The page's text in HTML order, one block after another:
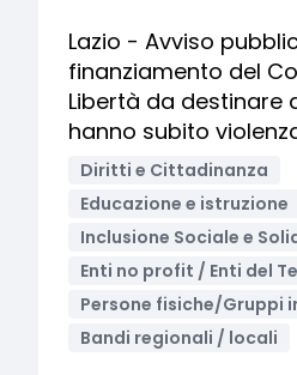
Lazio - Avviso
finanziamento del
Libertà da destinare
hanno subito
Diritti e Cittadinanza
Educazione e istruzione
Inclusione Sociale e
Enti no profit / Enti del
Persone fisiche/Gruppi
Bandi regionali / locali